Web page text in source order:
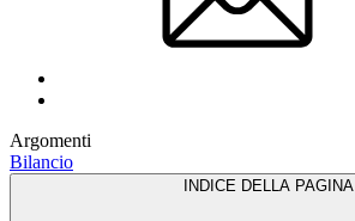
Argomenti
Bilancio
INDICE DELLA PAGINA